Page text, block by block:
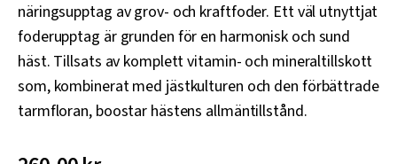
näringsupptag av grov- och kraftfoder. Ett väl utnyttjat
foderupptag är grunden för en harmonisk och sund
häst. Tillsats av komplett vitamin- och mineraltillskott
som, kombinerat med jästkulturen och den förbättrade
tarmfloran, boostar hästens allmäntillstånd.